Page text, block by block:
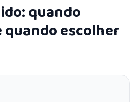
quando
quando escolher